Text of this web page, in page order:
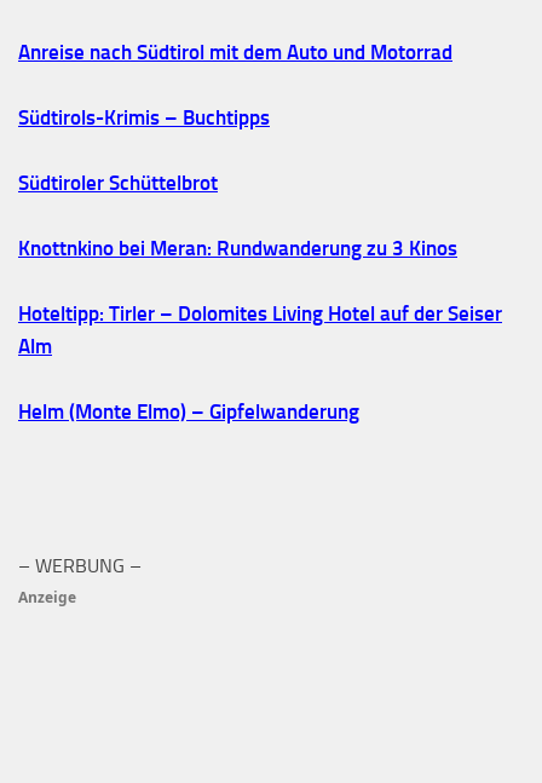
Anreise nach Südtirol mit dem Auto und Motorrad
Südtirols-Krimis – Buchtipps
Südtiroler Schüttelbrot
Knottnkino bei Meran: Rundwanderung zu 3 Kinos
Hoteltipp: Tirler – Dolomites Living Hotel auf der Seiser
Alm
Helm (Monte Elmo) – Gipfelwanderung
– WERBUNG –
Anzeige